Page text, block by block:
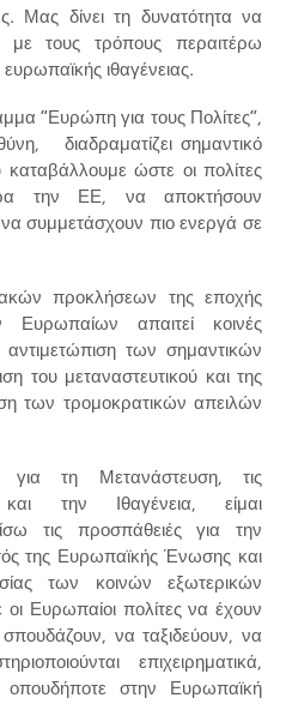
Μας δίνει τη δυνατότητα να
με τους τρόπους περαιτέρω
ιθαγένειας.
“Ευρώπη για τους Πολίτες”,
διαδραματίζει σημαντικό
ώστε οι πολίτες
την ΕΕ, να αποκτήσουν
συμμετάσχουν πιο ενεργά σε
προκλήσεων της εποχής
απαιτεί κοινές
των σημαντικών
του μεταναστευτικού και της
των τρομοκρατικών απειλών
τη Μετανάστευση, τις
την Ιθαγένεια, είμαι
τις προσπάθειές για την
της Ευρωπαϊκής Ένωσης και
των κοινών εξωτερικών
Ευρωπαίοι πολίτες να έχουν
να ταξιδεύουν, να
επιχειρηματικά,
στην Ευρωπαϊκή